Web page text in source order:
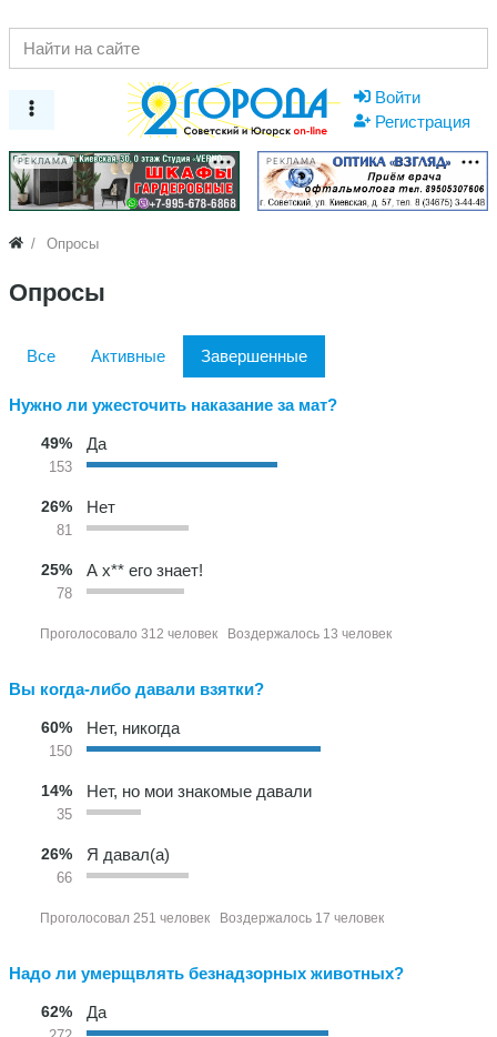
Войти
Регистрация
РЕКЛАМА РЕКЛАМА
Опросы
Опросы
Все Активные Завершенные
Нужно ли ужесточить наказание за мат?
49%
153
Да
26%
81
Нет
25%
78
А х** его знает!
Проголосовало 312 человек Воздержалось 13 человек
Вы когда-либо давали взятки?
60%
150
Нет, никогда
14%
35
Нет, но мои знакомые давали
26%
66
Я давал(а)
Проголосовал 251 человек Воздержалось 17 человек
Надо ли умерщвлять безнадзорных животных?
62% Да